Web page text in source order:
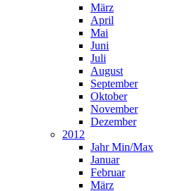
März
April
Mai
Juni
Juli
August
September
Oktober
November
Dezember
2012
Jahr Min/Max
Januar
Februar
März